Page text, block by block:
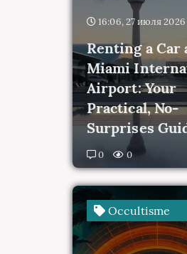
16:06, 27 июля 2026
Renting a Car
Miami
Airport: Your
Practical, No-
Surprises
0 0
Occultisme